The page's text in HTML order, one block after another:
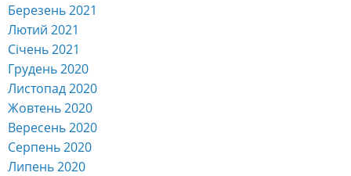
Березень 2021
Лютий 2021
Січень 2021
Грудень 2020
Листопад 2020
Жовтень 2020
Вересень 2020
Серпень 2020
Липень 2020